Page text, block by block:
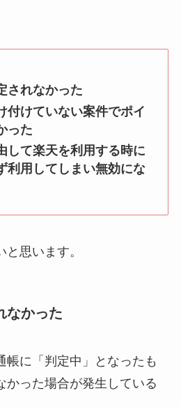
されなかった
付けていない案件でポイ
った
して楽天を利用する時に
利用してしまい無効にな
思います。
なかった
帳に「判定中」となったも
かった場合が発生している